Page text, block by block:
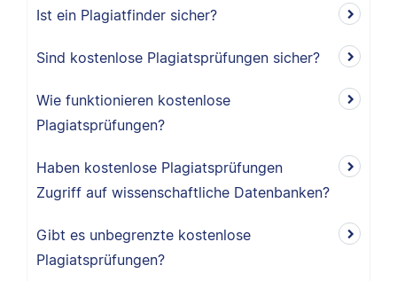
Ist ein Plagiatfinder sicher?
Sind kostenlose Plagiatsprüfungen sicher?
Wie funktionieren kostenlose
Plagiatsprüfungen?
Haben kostenlose Plagiatsprüfungen
Zugriff auf wissenschaftliche Datenbanken?
Gibt es unbegrenzte kostenlose
Plagiatsprüfungen?